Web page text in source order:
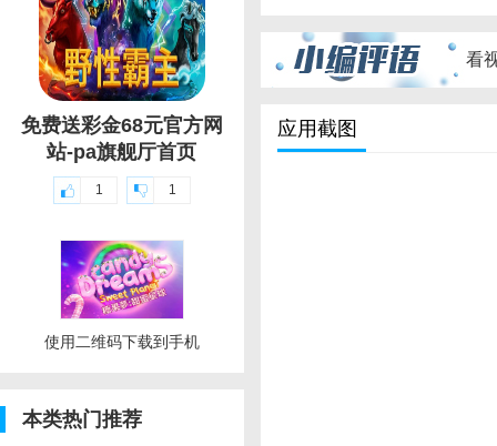
免费送彩金68元官方网
站-pa旗舰厅首页
1 1
使用二维码下载到手机
本类热门推荐
看
应用截图